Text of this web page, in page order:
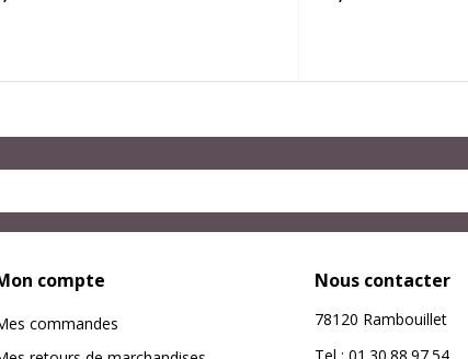
compte
commandes
Nous contacter
78120 Rambouillet